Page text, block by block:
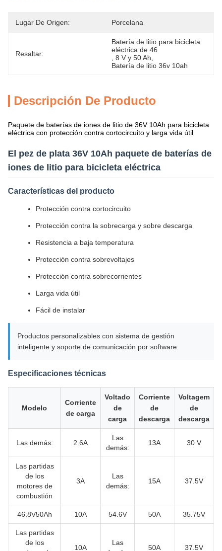
Lugar De Origen: Porcelana
Resaltar:
Batería de litio para bicicleta
eléctrica de 46
8 V y 50 Ah
Batería de litio 36v 10ah
Descripción De Producto
Paquete de baterías de iones de litio de 36V 10Ah para bicicleta
eléctrica con protección contra cortocircuito y larga vida útil
El pez de plata 36V 10Ah paquete de baterías de
iones de litio para bicicleta eléctrica
Características del producto
Protección contra cortocircuito
Protección contra la sobrecarga y sobre descarga
Resistencia a baja temperatura
Protección contra sobrevoltajes
Protección contra sobrecorrientes
Larga vida útil
Fácil de instalar
Productos personalizables con sistema de gestión
inteligente y soporte de comunicación por software.
Especificaciones técnicas
Modelo
Corriente
de carga
Voltado
de
carga
Corriente
de
descarga
Voltagem
de
descarga
Las demás: 2.6A
Las
demás:
13A 30 V
Las partidas
de los
motores de
combustión
3A
Las
demás:
15A 37.5V
46.8V50Ah 10A 54.6V 50A 35.75V
Las partidas
de los
10A
Las
50A 37.5V